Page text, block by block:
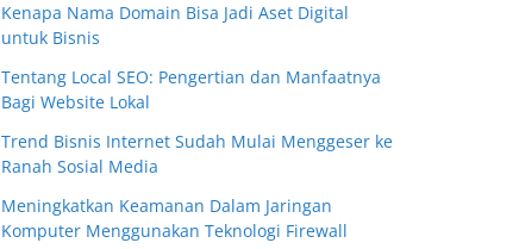
Kenapa Nama Domain Bisa Jadi Aset Digital
untuk Bisnis
Tentang Local SEO: Pengertian dan Manfaatnya
Bagi Website Lokal
Trend Bisnis Internet Sudah Mulai Menggeser ke
Ranah Sosial Media
Meningkatkan Keamanan Dalam Jaringan
Komputer Menggunakan Teknologi Firewall